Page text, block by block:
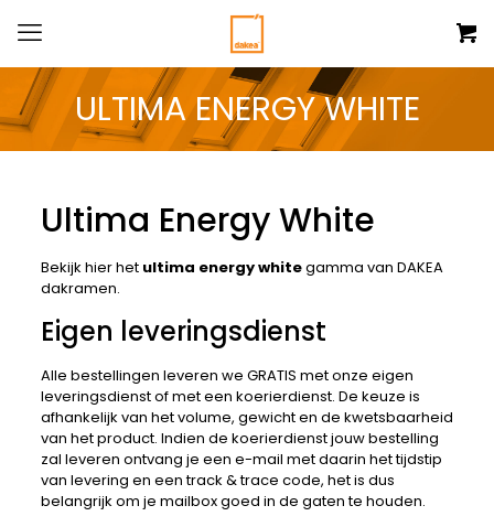
ULTIMA ENERGY WHITE
Ultima Energy White
Bekijk hier het ultima energy whitegamma van DAKEA
dakramen.
Eigen leveringsdienst
Alle bestellingen leveren we GRATIS met onze eigen
leveringsdienst of met een koerierdienst. De keuze is
afhankelijk van het volume, gewicht en de kwetsbaarheid
van het product. Indien de koerierdienst jouw bestelling
zal leveren ontvang je een e-mail met daarin het tijdstip
van levering en een track & trace code, het is dus
belangrijk om je mailbox goed in de gaten te houden.